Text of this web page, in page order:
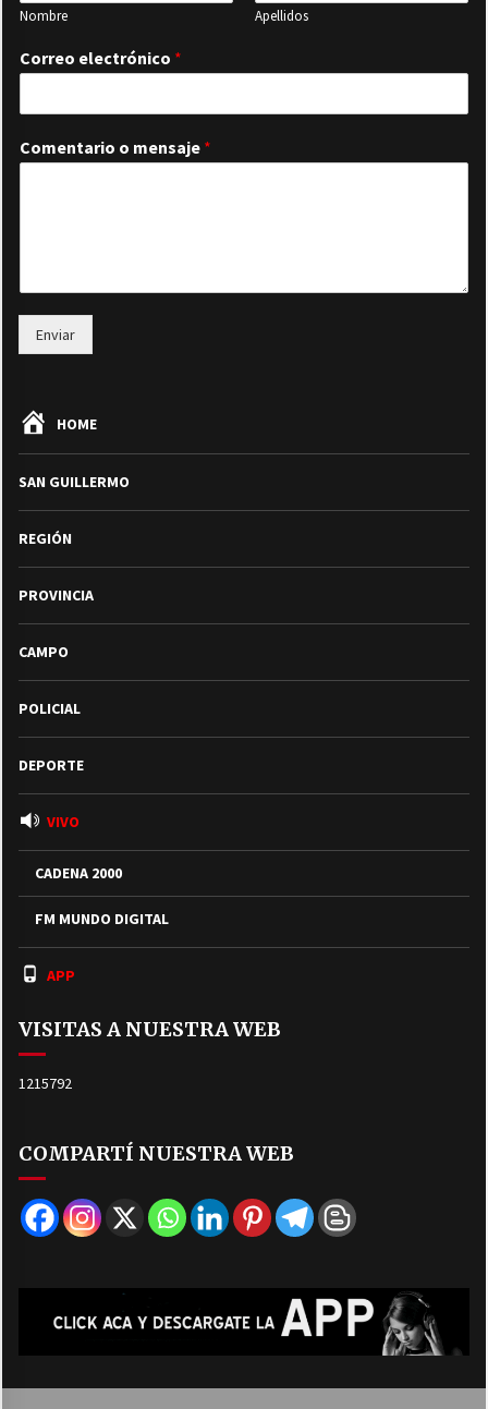
Nombre Apellidos
Correo electrónico *
Comentario o mensaje *
Enviar
HOME
SAN GUILLERMO
REGIÓN
PROVINCIA
CAMPO
POLICIAL
DEPORTE
VIVO
CADENA 2000
FM MUNDO DIGITAL
APP
VISITAS A NUESTRA WEB
1215792
COMPARTÍ NUESTRA WEB